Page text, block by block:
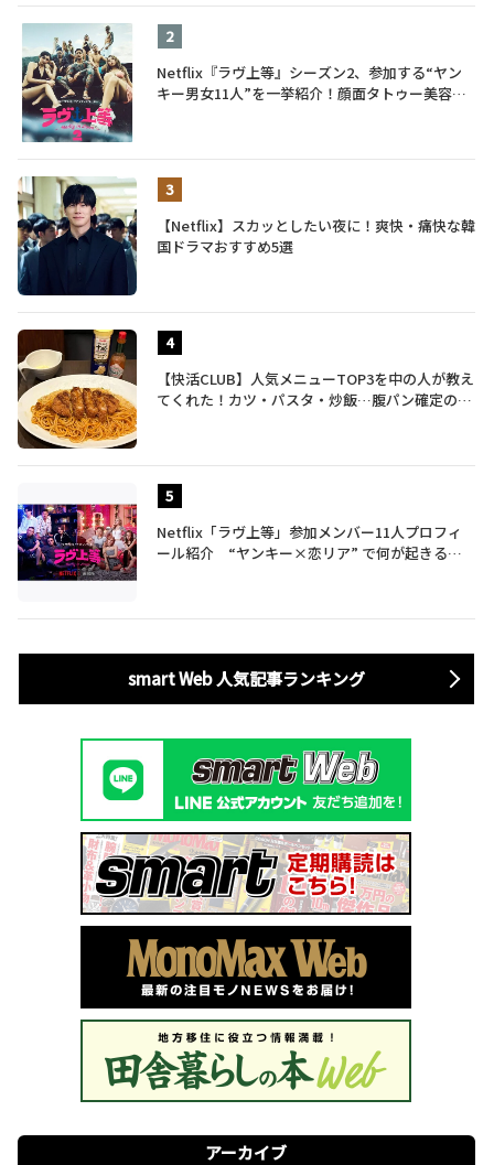
Netflix『ラヴ上等』シーズン2、参加する“ヤン
キー男女11人”を一挙紹介！顔面タトゥー美容
【Netflix】スカッとしたい夜に！爽快・痛快な韓
国ドラマおすすめ5選
【快活CLUB】人気メニューTOP3を中の人が教え
てくれた！カツ・パスタ・炒飯…腹パン確定のガ
Netflix「ラヴ上等」参加メンバー11人プロフィ
ール紹介 “ヤンキー×恋リア” で何が起きる？
smart Web 人気記事ランキング
アーカイブ